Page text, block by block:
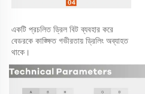
একটি প্রচলিত ড্রিল বিট ব্যবহার করে
বেডরকে কাঙ্ক্ষিত গভীরতায় ড্রিলিং অব্যাহত
থাকে।